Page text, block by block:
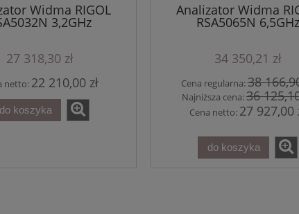
Widma RIGOL
3,2GHz
27 318,30 zł
netto: 22 210,00 zł
do koszyka
Analizator Widma
RSA5065N 6,5GHz
34 350,21 zł
Cena regularna:38
Najniższa cena:36
Cena netto: 27 927,00
do koszyka